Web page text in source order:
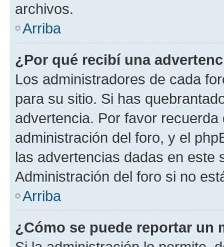
archivos.
Arriba
¿Por qué recibí una
Los administradores de cada
para su sitio. Si has
advertencia. Por favor
administración del foro, y el
las advertencias dadas en este
Administración del foro si no
Arriba
¿Cómo se puede reportar un